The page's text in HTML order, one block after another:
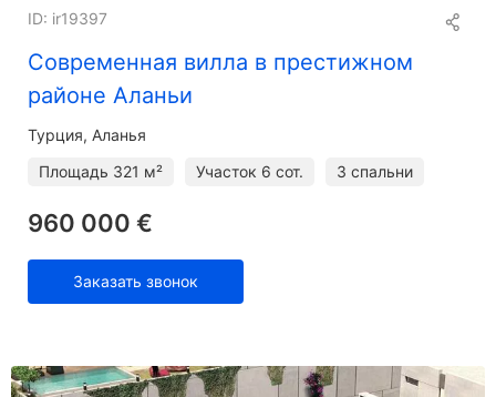
Современная вилла в престижном
районе Аланьи
ID: ir19397
Турция, Аланья
Площадь 321 м² Участок 6 сот. 3 спальни
960 000 €
Заказать звонок